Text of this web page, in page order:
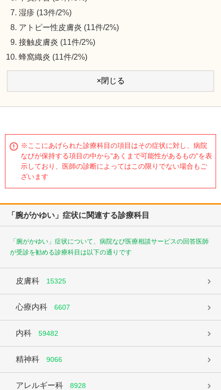
湿疹 (13件/2%)
アトピー性皮膚炎 (11件/2%)
接触皮膚炎 (11件/2%)
蜂窩織炎 (11件/2%)
×閉じる
※ここにあげられた診療科目の項目はその症状に対し、病院
なびが保持する項目の中から"あくまで可能性があるもの"を表
示しており、医師の診断によってはこの限りでない場合もご
ざいます
「腕がかゆい」症状に関連する診療科目
「腕がかゆい」症状について、病院なび医療相談サービスの回答医師
が受診を勧める診療科目は以下の通りです
皮膚科 15325
心療内科 6607
内科 59482
精神科 9066
アレルギー科 8928